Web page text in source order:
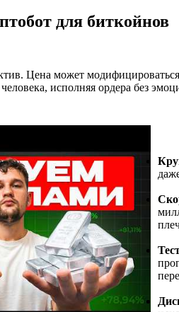
для биткойнов
Цена может модифицироваться
исполняя ордера без